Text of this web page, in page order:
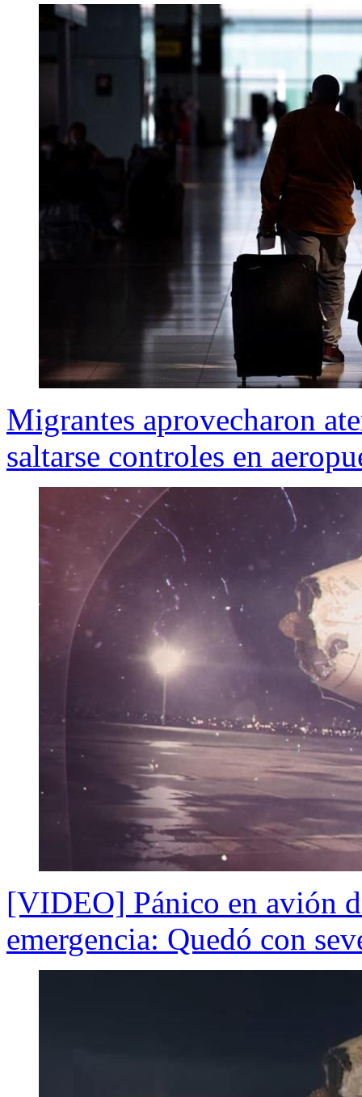
Migrantes aprovecharon
saltarse controles en
[VIDEO] Pánico en avión
emergencia: Quedó con